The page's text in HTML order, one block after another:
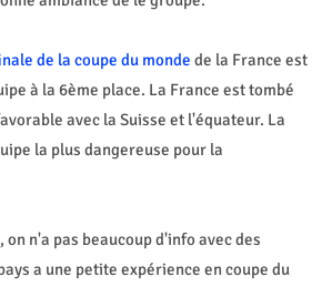
de la coupe du monde de la France est
à la 6ème place. La France est tombé
avec la Suisse et l'équateur. La
la plus dangereuse pour la
n'a pas beaucoup d'info avec des
a une petite expérience en coupe du